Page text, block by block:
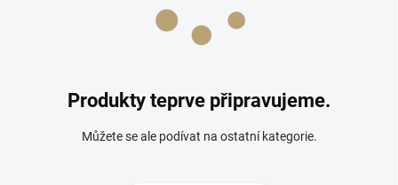
Produkty teprve připravujeme.
Můžete se ale podívat na ostatní kategorie.